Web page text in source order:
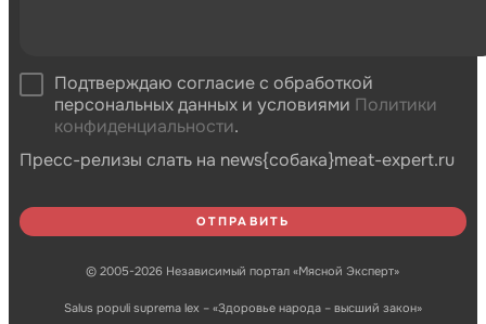
Подтверждаю согласие с обработкой
персональных данных и условиями Политики
конфиденциальности.
Пресс-релизы слать на news{собака}meat-expert.ru
© 2005-2026 Независимый портал «Мясной Эксперт»
Salus populi suprema lex – «Здоровье народа – высший закон»